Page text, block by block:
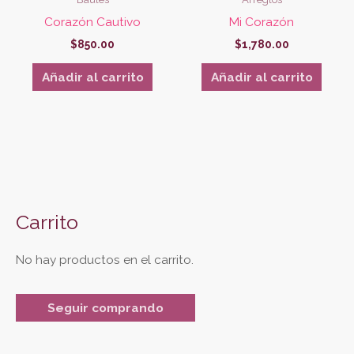
Corazón Cautivo
$850.00
Añadir al carrito
Mi Corazón
$1,780.00
Añadir al carrito
Carrito
No hay productos en el carrito.
Seguir comprando